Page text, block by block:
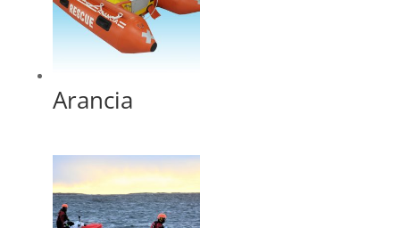
Arancia